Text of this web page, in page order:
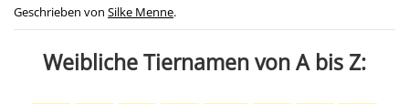
Geschrieben von Silke Menne.
Weibliche Tiernamen von A bis Z: